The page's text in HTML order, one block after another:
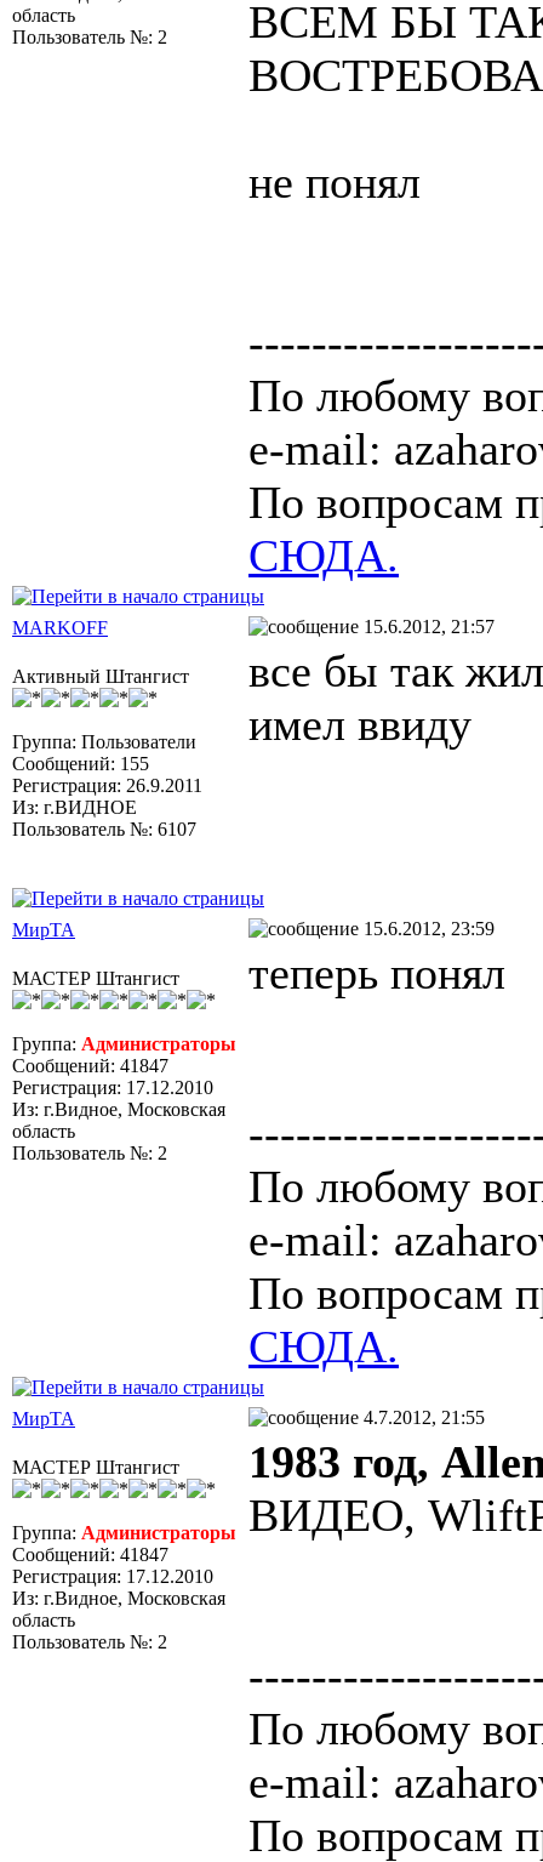
область
Пользователь №: 2
ВСЕМ БЫ
не понял
По любому
e-mail:
По вопросам
СЮДА.
MARKOFF 15.6.2012, 21:57
Активный Штангист
Группа: Пользователи
Сообщений: 155
Регистрация: 26.9.2011
Из: г.ВИДНОЕ
Пользователь №: 6107
все бы так
имел ввиду
МирТА 15.6.2012, 23:59
МАСТЕР Штангист
Группа: Администраторы
Сообщений: 41847
Регистрация: 17.12.2010
Из: г.Видное, Московская
область
Пользователь №: 2
теперь понял
По любому
e-mail:
По вопросам
СЮДА.
МирТА 4.7.2012, 21:55
МАСТЕР Штангист
Группа: Администраторы
Сообщений: 41847
Регистрация: 17.12.2010
Из: г.Видное, Московская
область
Пользователь №: 2
1983 год,
ВИДЕО,
По любому
e-mail:
По вопросам